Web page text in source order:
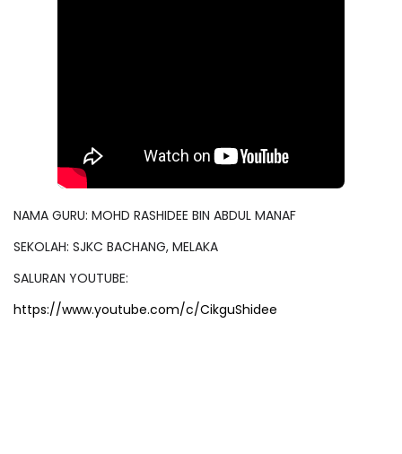
NAMA GURU: MOHD RASHIDEE BIN ABDUL MANAF
SEKOLAH: SJKC BACHANG, MELAKA
SALURAN YOUTUBE:
https://www.youtube.com/c/CikguShidee